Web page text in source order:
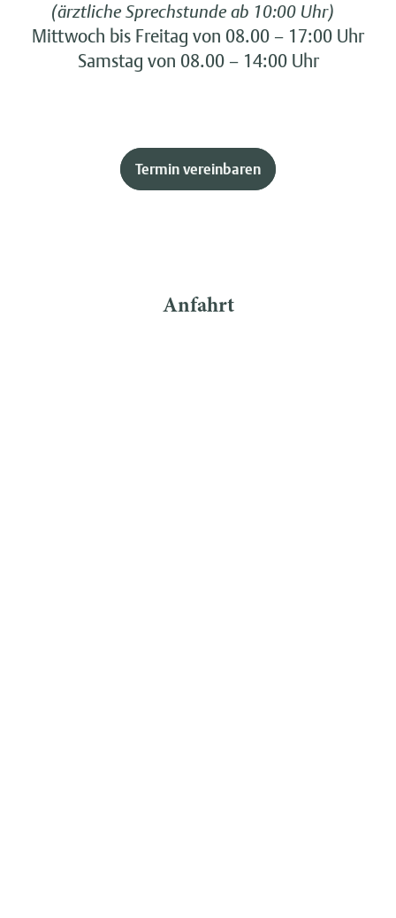
(ärztliche Sprechstunde ab 10:00 Uhr)
Mittwoch bis Freitag von 08.00 – 17:00 Uhr
Samstag von 08.00 – 14:00 Uhr
Termin vereinbaren
Anfahrt